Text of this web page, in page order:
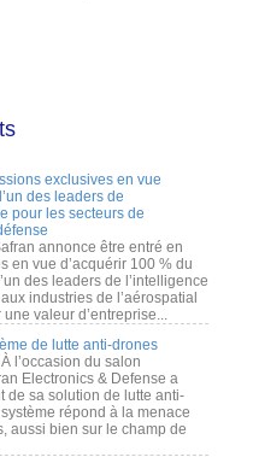
exclusives en vue
des leaders de
pour les secteurs de
annonce être entré en
en vue d’acquérir 100 % du
des leaders de l’intelligence
industries de l’aérospatial
valeur d’entreprise...
de lutte anti-drones
l’occasion du salon
Electronics & Defense a
de sa solution de lutte anti-
répond à la menace
aussi bien sur le champ de